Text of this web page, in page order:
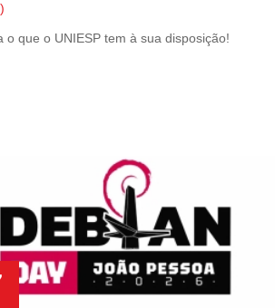
o que o UNIESP tem à sua disposição!